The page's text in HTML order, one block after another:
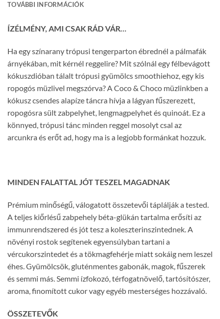
TOVÁBBI INFORMÁCIÓK
ÍZÉLMÉNY, AMI CSAK RÁD VÁR…
Ha egy színarany trópusi tengerparton ébrednél a pálmafák
árnyékában, mit kérnél reggelire? Mit szólnál egy félbevágott
kókuszdióban tálalt trópusi gyümölcs smoothiehoz, egy kis
ropogós müzlivel megszórva? A Coco & Choco müzlinkben a
kókusz csendes alapíze táncra hívja a lágyan fűszerezett,
ropogósra sült zabpelyhet, lengmagpelyhet és quinoát. Ez a
könnyed, trópusi tánc minden reggel mosolyt csal az
arcunkra és erőt ad, hogy ma is a legjobb formánkat hozzuk.
MINDEN FALATTAL JÓT TESZEL MAGADNAK
Prémium minőségű, válogatott összetevői táplálják a tested.
A teljes kiőrlésű zabpehely béta-glükán tartalma erősíti az
immunrendszered és jót tesz a koleszterinszintednek. A
növényi rostok segítenek egyensúlyban tartani a
vércukorszintedet és a tökmagfehérje miatt sokáig nem leszel
éhes. Gyümölcsök, gluténmentes gabonák, magok, fűszerek
és semmi más. Semmi ízfokozó, térfogatnövelő, tartósítószer,
aroma, finomított cukor vagy egyéb mesterséges hozzávaló.
ÖSSZETEVŐK